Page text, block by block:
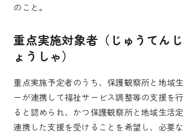
のこと。
重点実施対象者（じゅうてん
ょうしゃ）
重点実施予定者のうち、保護観察所と地域
ーが連携して福祉サービス調整等の支援を
ると認められ、かつ保護観察所と地域生活
連携した支援を受けることを希望し、必要